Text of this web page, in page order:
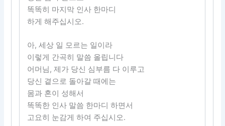
똑똑히 마지막 인사 한마디
하게 해주십시오.
아, 세상 일 모르는 일이라
이렇게 간곡히 말씀 올립니다
어머님, 제가 당신 심부름 다 이루고
당신 곁으로 돌아갈 때에는
몸과 혼이 성해서
똑똑한 인사 말씀 한마디 하면서
고요히 눈감게 하여 주십시오.